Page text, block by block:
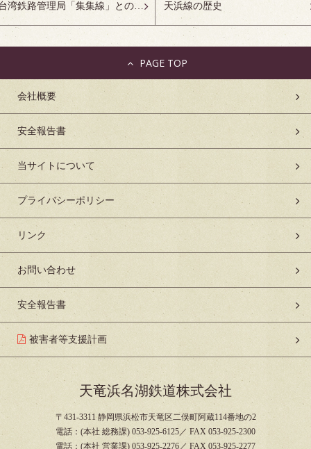
台湾鉄路管理局「集集線」との姉妹鉄道協定について 天浜線の歴史
会社概要
安全報告書
当サイトについて
プライバシーポリシー
リンク
お問い合わせ
安全報告書
被害者等支援計画
天竜浜名湖鉄道株式会社
〒431-3311 静岡県浜松市天竜区二俣町阿蔵114番地の2
電話：(本社 総務課) 053-925-6125／ FAX 053-925-2300
電話：(本社 営業課) 053-925-2276／ FAX 053-925-2277
PAGE TOP